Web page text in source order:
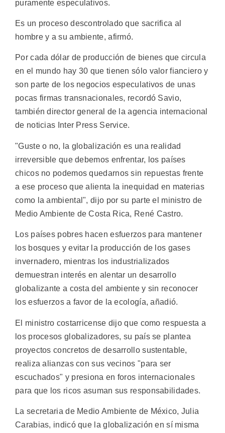
puramente especulativos.
Es un proceso descontrolado que sacrifica al
hombre y a su ambiente, afirmó.
Por cada dólar de producción de bienes que circula
en el mundo hay 30 que tienen sólo valor fianciero y
son parte de los negocios especulativos de unas
pocas firmas transnacionales, recordó Savio,
también director general de la agencia internacional
de noticias Inter Press Service.
"Guste o no, la globalización es una realidad
irreversible que debemos enfrentar, los países
chicos no podemos quedarnos sin repuestas frente
a ese proceso que alienta la inequidad en materias
como la ambiental", dijo por su parte el ministro de
Medio Ambiente de Costa Rica, René Castro.
Los países pobres hacen esfuerzos para mantener
los bosques y evitar la producción de los gases
invernadero, mientras los industrializados
demuestran interés en alentar un desarrollo
globalizante a costa del ambiente y sin reconocer
los esfuerzos a favor de la ecología, añadió.
El ministro costarricense dijo que como respuesta a
los procesos globalizadores, su país se plantea
proyectos concretos de desarrollo sustentable,
realiza alianzas con sus vecinos "para ser
escuchados" y presiona en foros internacionales
para que los ricos asuman sus responsabilidades.
La secretaria de Medio Ambiente de México, Julia
Carabias, indicó que la globalización en sí misma